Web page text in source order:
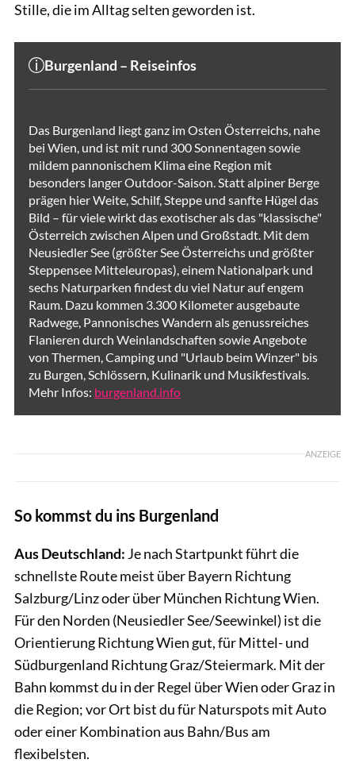
Stille, die im Alltag selten geworden ist.
Burgenland – Reiseinfos
Das Burgenland liegt ganz im Osten Österreichs, nahe
bei Wien, und ist mit rund 300 Sonnentagen sowie
mildem pannonischem Klima eine Region mit
besonders langer Outdoor-Saison. Statt alpiner Berge
prägen hier Weite, Schilf, Steppe und sanfte Hügel das
Bild – für viele wirkt das exotischer als das "klassische"
Österreich zwischen Alpen und Großstadt. Mit dem
Neusiedler See (größter See Österreichs und größter
Steppensee Mitteleuropas), einem Nationalpark und
sechs Naturparken findest du viel Natur auf engem
Raum. Dazu kommen 3.300 Kilometer ausgebaute
Radwege, Pannonisches Wandern als genussreiches
Flanieren durch Weinlandschaften sowie Angebote
von Thermen, Camping und "Urlaub beim Winzer" bis
zu Burgen, Schlössern, Kulinarik und Musikfestivals.
Mehr Infos: burgenland.info
ANZEIGE
So kommst du ins Burgenland
Aus Deutschland: Je nach Startpunkt führt die
schnellste Route meist über Bayern Richtung
Salzburg/Linz oder über München Richtung Wien.
Für den Norden (Neusiedler See/Seewinkel) ist die
Orientierung Richtung Wien gut, für Mittel- und
Südburgenland Richtung Graz/Steiermark. Mit der
Bahn kommst du in der Regel über Wien oder Graz in
die Region; vor Ort bist du für Naturspots mit Auto
oder einer Kombination aus Bahn/Bus am
flexibelsten.